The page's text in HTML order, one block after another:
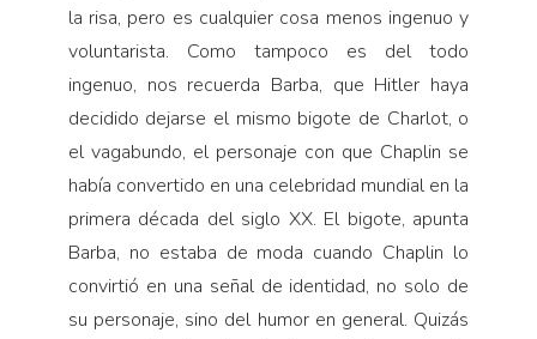
la risa, pero es cualquier cosa menos ingenuo y
voluntarista. Como tampoco es del todo
ingenuo, nos recuerda Barba, que Hitler haya
decidido dejarse el mismo bigote de Charlot, o
el vagabundo, el personaje con que Chaplin se
había convertido en una celebridad mundial en la
primera década del siglo XX. El bigote, apunta
Barba, no estaba de moda cuando Chaplin lo
convirtió en una señal de identidad, no solo de
su personaje, sino del humor en general. Quizás